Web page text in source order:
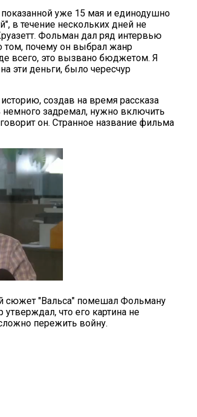
уже 15 мая и единодушно
в течение нескольких дней не
Фольман дал ряд интервью
том, почему он выбрал жанр
всего, это вызвано бюджетом. Я
эти деньги, было чересчур
создав на время рассказа
немного задремал, нужно включить
он. Странное название фильма
сюжет "Вальса" помешал Фольману
что его картина не
пережить войну.